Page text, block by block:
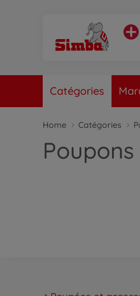
Catégories
Home Catégories